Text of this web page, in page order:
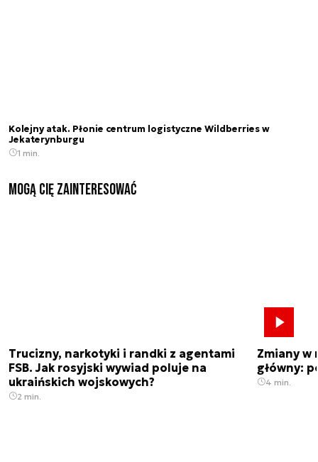
Kolejny atak. Płonie centrum logistyczne Wildberries w
Jekaterynburgu
1 min.
Mogą Cię zainteresować
Trucizny, narkotyki i randki z agentami
FSB. Jak rosyjski wywiad poluje na
ukraińskich wojskowych?
2 min.
Zmiany w
główny:
4 min.